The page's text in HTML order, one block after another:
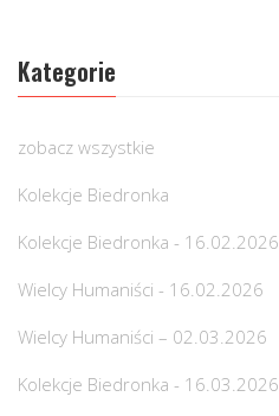
Kategorie
zobacz wszystkie
Kolekcje Biedronka
Kolekcje Biedronka - 16.02.2026
Wielcy Humaniści - 16.02.2026
Wielcy Humaniści – 02.03.2026
Kolekcje Biedronka - 16.03.2026